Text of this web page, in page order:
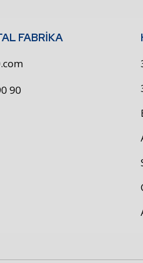
FABRİKA
90